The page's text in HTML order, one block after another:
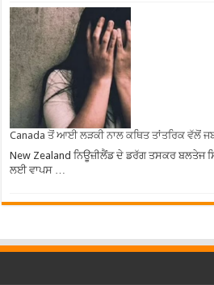
Canada ਤੋਂ ਆਈ ਲੜਕੀ ਨਾਲ ਕਥਿਤ ਤਾਂਤਰਿਕ ਵੱਲੋਂ
New Zealand ਨਿਊਜ਼ੀਲੈਂਡ ਦੇ ਡਰੱਗ ਤਸਕਰ ਬਲਤੇਜ
ਲਈ ਵਾਪਸ …